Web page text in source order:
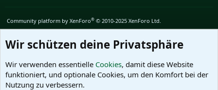
Community platform by XenForo® © 2010-2025 XenForo Ltd.
Wir schützen deine Privatsphäre
Wir verwenden essentielle Cookies, damit diese Website
funktioniert, und optionale Cookies, um den Komfort bei der
Nutzung zu verbessern.